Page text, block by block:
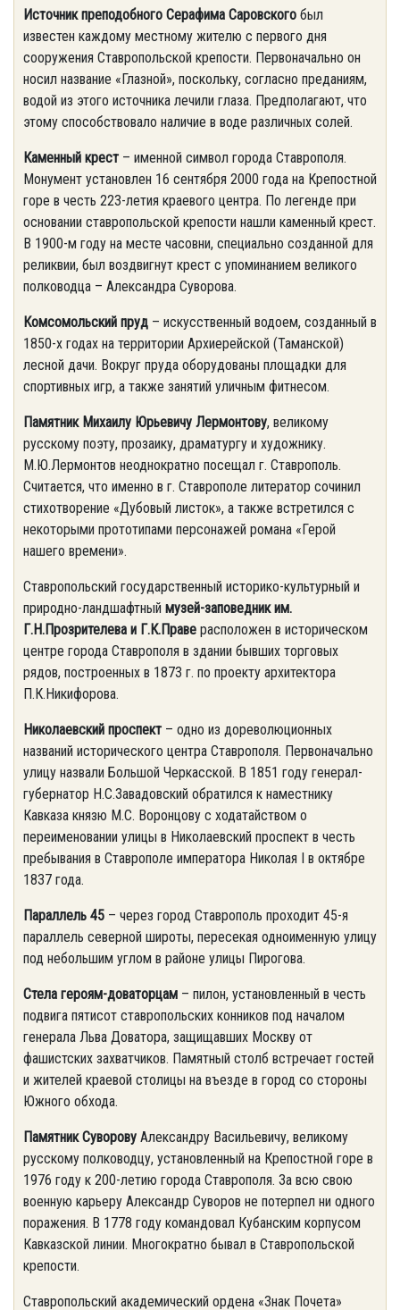
Источник преподобного Серафима Саровского был
известен каждому местному жителю с первого дня
сооружения Ставропольской крепости. Первоначально он
носил название «Глазной», поскольку, согласно преданиям,
водой из этого источника лечили глаза. Предполагают, что
этому способствовало наличие в воде различных солей.
Каменный крест – именной символ города Ставрополя.
Монумент установлен 16 сентября 2000 года на Крепостной
горе в честь 223-летия краевого центра. По легенде при
основании ставропольской крепости нашли каменный крест.
В 1900-м году на месте часовни, специально созданной для
реликвии, был воздвигнут крест с упоминанием великого
полководца – Александра Суворова.
Комсомольский пруд – искусственный водоем, созданный в
1850-х годах на территории Архиерейской (Таманской)
лесной дачи. Вокруг пруда оборудованы площадки для
спортивных игр, а также занятий уличным фитнесом.
Памятник Михаилу Юрьевичу Лермонтову, великому
русскому поэту, прозаику, драматургу и художнику.
М.Ю.Лермонтов неоднократно посещал г. Ставрополь.
Считается, что именно в г. Ставрополе литератор сочинил
стихотворение «Дубовый листок», а также встретился с
некоторыми прототипами персонажей романа «Герой
нашего времени».
Ставропольский государственный историко-культурный и
природно-ландшафтный музей-заповедник им.
Г.Н.Прозрителева и Г.К.Праве расположен в историческом
центре города Ставрополя в здании бывших торговых
рядов, построенных в 1873 г. по проекту архитектора
П.К.Никифорова.
Николаевский проспект – одно из дореволюционных
названий исторического центра Ставрополя. Первоначально
улицу назвали Большой Черкасской. В 1851 году генерал-
губернатор Н.С.Завадовский обратился к наместнику
Кавказа князю М.С. Воронцову с ходатайством о
переименовании улицы в Николаевский проспект в честь
пребывания в Ставрополе императора Николая I в октябре
1837 года.
Параллель 45 – через город Ставрополь проходит 45-я
параллель северной широты, пересекая одноименную улицу
под небольшим углом в районе улицы Пирогова.
Стела героям-доваторцам – пилон, установленный в честь
подвига пятисот ставропольских конников под началом
генерала Льва Доватора, защищавших Москву от
фашистских захватчиков. Памятный столб встречает гостей
и жителей краевой столицы на въезде в город со стороны
Южного обхода.
Памятник Суворову Александру Васильевичу, великому
русскому полководцу, установленный на Крепостной горе в
1976 году к 200-летию города Ставрополя. За всю свою
военную карьеру Александр Суворов не потерпел ни одного
поражения. В 1778 году командовал Кубанским корпусом
Кавказской линии. Многократно бывал в Ставропольской
крепости.
Ставропольский академический ордена «Знак Почета»